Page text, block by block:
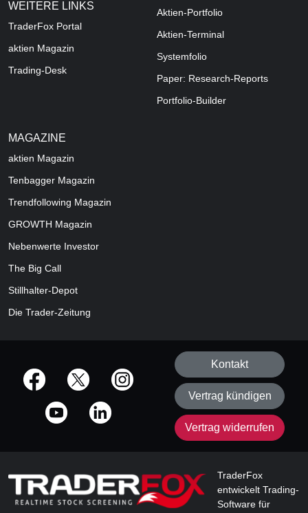
WEITERE LINKS
TraderFox Portal
aktien Magazin
Trading-Desk
Aktien-Portfolio
Aktien-Terminal
Systemfolio
Paper: Research-Reports
Portfolio-Builder
MAGAZINE
aktien Magazin
Tenbagger Magazin
Trendfollowing Magazin
GROWTH Magazin
Nebenwerte Investor
The Big Call
Stillhalter-Depot
Die Trader-Zeitung
offizielle Social Media-Accounts
Kontakt
Vertrag kündigen
Vertrag widerrufen
TraderFox
entwickelt Trading-
Software für